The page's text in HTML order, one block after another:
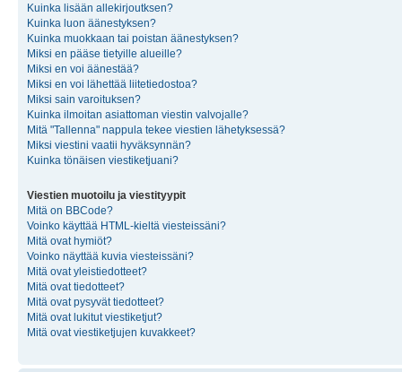
Kuinka lisään allekirjoutksen?
Kuinka luon äänestyksen?
Kuinka muokkaan tai poistan äänestyksen?
Miksi en pääse tietyille alueille?
Miksi en voi äänestää?
Miksi en voi lähettää liitetiedostoa?
Miksi sain varoituksen?
Kuinka ilmoitan asiattoman viestin valvojalle?
Mitä "Tallenna" nappula tekee viestien lähetyksessä?
Miksi viestini vaatii hyväksynnän?
Kuinka tönäisen viestiketjuani?
Viestien muotoilu ja viestityypit
Mitä on BBCode?
Voinko käyttää HTML-kieltä viesteissäni?
Mitä ovat hymiöt?
Voinko näyttää kuvia viesteissäni?
Mitä ovat yleistiedotteet?
Mitä ovat tiedotteet?
Mitä ovat pysyvät tiedotteet?
Mitä ovat lukitut viestiketjut?
Mitä ovat viestiketjujen kuvakkeet?